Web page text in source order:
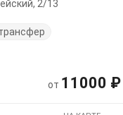
2/13
от 11000 ₽